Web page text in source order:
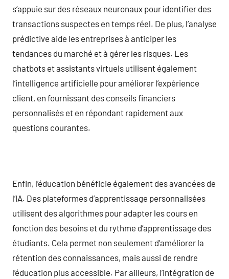
s’appuie sur des réseaux neuronaux pour identifier des
transactions suspectes en temps réel. De plus, l’analyse
prédictive aide les entreprises à anticiper les
tendances du marché et à gérer les risques. Les
chatbots et assistants virtuels utilisent également
l’intelligence artificielle pour améliorer l’expérience
client, en fournissant des conseils financiers
personnalisés et en répondant rapidement aux
questions courantes.
Enfin, l’éducation bénéficie également des avancées de
l’IA. Des plateformes d’apprentissage personnalisées
utilisent des algorithmes pour adapter les cours en
fonction des besoins et du rythme d’apprentissage des
étudiants. Cela permet non seulement d’améliorer la
rétention des connaissances, mais aussi de rendre
l’éducation plus accessible. Par ailleurs, l’intégration de